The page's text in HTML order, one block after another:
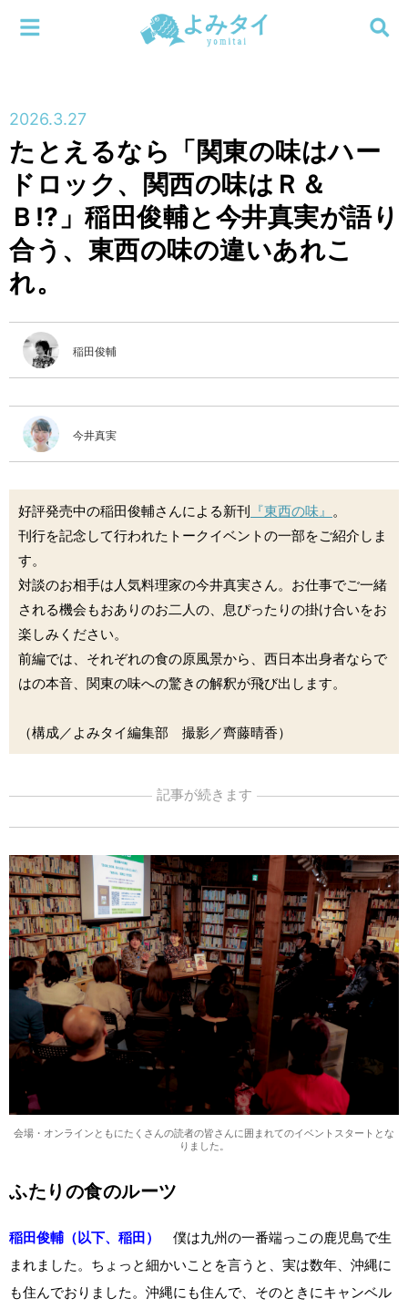
連載
新刊
検索する
メニューを閉じる
2026.3.27
たとえるなら「関東の味はハー
ドロック、関西の味はＲ＆
Ｂ!?」稲田俊輔と今井真実が語り
合う、東西の味の違いあれこ
れ。
稲田俊輔
今井真実
好評発売中の稲田俊輔さんによる新刊 『東西の味』 。
刊行を記念して行われたトークイベントの一部をご紹介しま
す。
対談のお相手は人気料理家の今井真実さん。お仕事でご一緒
される機会もおありのお二人の、息ぴったりの掛け合いをお
楽しみください。
前編では、それぞれの食の原風景から、西日本出身者ならで
はの本音、関東の味への驚きの解釈が飛び出します。
（構成／よみタイ編集部 撮影／齊藤晴香）
記事が続きます
会場・オンラインともにたくさんの読者の皆さんに囲まれてのイベントスタートとな
りました。
ふたりの食のルーツ
稲田俊輔（以下、稲田）
僕は九州の一番端っこの鹿児島で生
まれました。ちょっと細かいことを言うと、実は数年、沖縄に
も住んでおりました。沖縄にも住んで、そのときにキャンベル